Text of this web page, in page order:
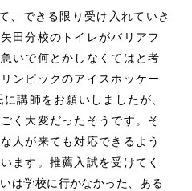
、できる限り受け入れていき
田分校のトイレがバリアフ
いで何とかしなくてはと考
ンピックのアイスホッケー
講師をお願いしましたが、
く大変だったそうです。そ
人が来ても対応できるよう
ます。推薦入試を受けてく
いは学校に行かなかった、ある